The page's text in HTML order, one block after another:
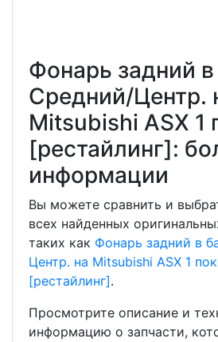
Фонарь задний
Средний/Центр.
Mitsubishi ASX 1
[рестайлинг]:
информации
Вы можете сравнить и
всех найденных
таких как Фонарь задний в
Центр. на Mitsubishi ASX 1
[рестайлинг].
Просмотрите описание и
информацию о запчасти,